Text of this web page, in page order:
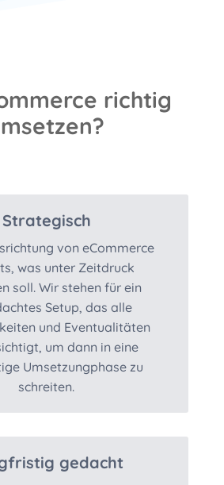
richtig
Strategisch
von eCommerce
was unter Zeitdruck
soll. Wir stehen für ein
Setup, das alle
und Eventualitäten
um dann in eine
Umsetzungphase zu
schreiten.
gedacht